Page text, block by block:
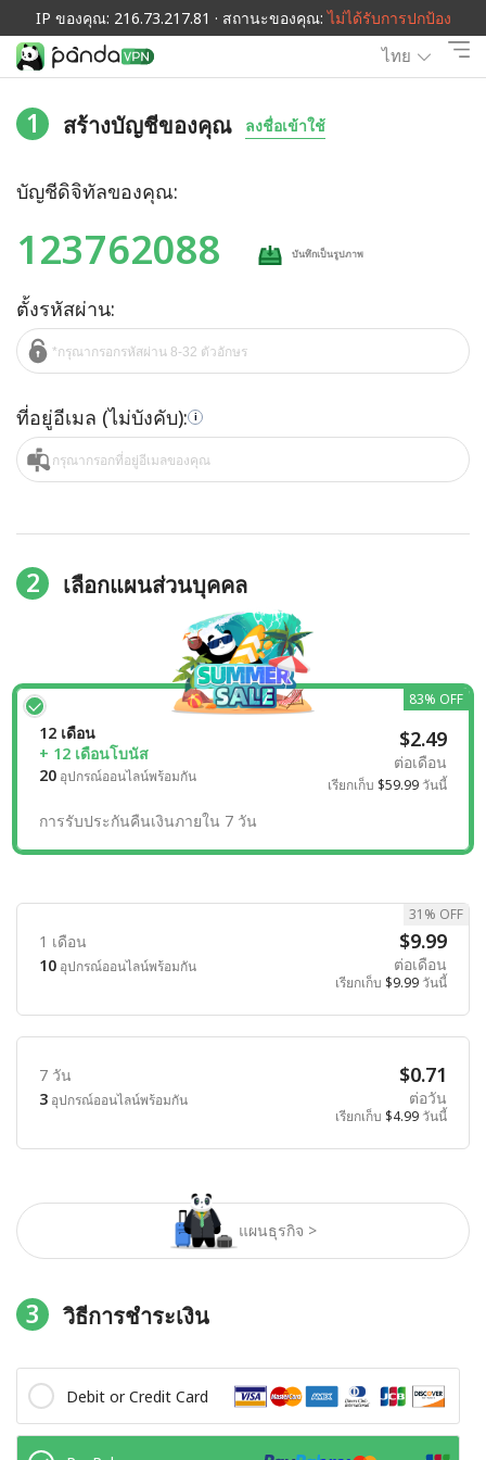
IP ของคุณ: 216.73.217.81 · สถานะของคุณ:ไม่ได้รับการปกป้อง
ไทย
1 สร้างบัญชีของคุณ ลงชื่อเข้าใช้
บัญชีดิจิทัลของคุณ:
123762088 บันทึกเป็นรูปภาพ
ตั้งรหัสผ่าน:
ที่อยู่อีเมล (ไม่บังคับ): i
2 เลือกแผนส่วนบุคคล
แผนธุรกิจ >
12 เดือน
+ 12 เดือนโบนัส
20 อุปกรณ์ออนไลน์พร้อมกัน
$2.49
ต่อเดือน
เรียกเก็บ $59.99 วันนี้
83% OFF
การรับประกันคืนเงินภายใน 7 วัน
1 เดือน
10 อุปกรณ์ออนไลน์พร้อมกัน
$9.99
ต่อเดือน
เรียกเก็บ $9.99 วันนี้
31% OFF
7 วัน
3 อุปกรณ์ออนไลน์พร้อมกัน
$0.71
ต่อวัน
เรียกเก็บ $4.99 วันนี้
3 วิธีการชำระเงิน
Debit or Credit Card